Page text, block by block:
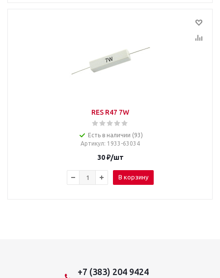
RES R47 7W
Есть в наличии (93)
Артикул: 1933-63034
30₽/шт
В корзину
+7 (383) 204 9424